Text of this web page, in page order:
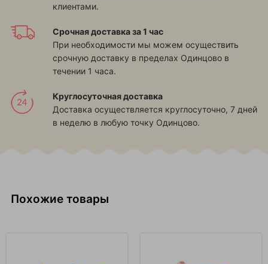
клиентами.
Срочная доставка за 1 час
При необходимости мы можем осуществить
срочную доставку в пределах Одинцово в
течении 1 часа.
Круглосуточная доставка
Доставка осуществляется круглосуточно, 7 дней
в неделю в любую точку Одинцово.
Похожие товары